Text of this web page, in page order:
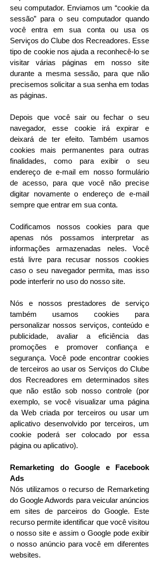
seu computador. Enviamos um “cookie da
sessão” para o seu computador quando
você entra em sua conta ou usa os
Serviços do Clube dos Recreadores. Esse
tipo de cookie nos ajuda a reconhecê-lo se
visitar várias páginas em nosso site
durante a mesma sessão, para que não
precisemos solicitar a sua senha em todas
as páginas.
Depois que você sair ou fechar o seu
navegador, esse cookie irá expirar e
deixará de ter efeito. Também usamos
cookies mais permanentes para outras
finalidades, como para exibir o seu
endereço de e-mail em nosso formulário
de acesso, para que você não precise
digitar novamente o endereço de e-mail
sempre que entrar em sua conta.
Codificamos nossos cookies para que
apenas nós possamos interpretar as
informações armazenadas neles. Você
está livre para recusar nossos cookies
caso o seu navegador permita, mas isso
pode interferir no uso do nosso site.
Nós e nossos prestadores de serviço
também usamos cookies para
personalizar nossos serviços, conteúdo e
publicidade, avaliar a eficiência das
promoções e promover confiança e
segurança. Você pode encontrar cookies
de terceiros ao usar os Serviços do Clube
dos Recreadores em determinados sites
que não estão sob nosso controle (por
exemplo, se você visualizar uma página
da Web criada por terceiros ou usar um
aplicativo desenvolvido por terceiros, um
cookie poderá ser colocado por essa
página ou aplicativo).
Remarketing do Google e Facebook
Ads
Nós utilizamos o recurso de Remarketing
do Google Adwords para veicular anúncios
em sites de parceiros do Google. Este
recurso permite identificar que você visitou
o nosso site e assim o Google pode exibir
o nosso anúncio para você em diferentes
websites.